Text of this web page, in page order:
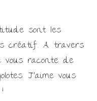
sont les
créatif. A travers
vous raconte de
J'aime vous